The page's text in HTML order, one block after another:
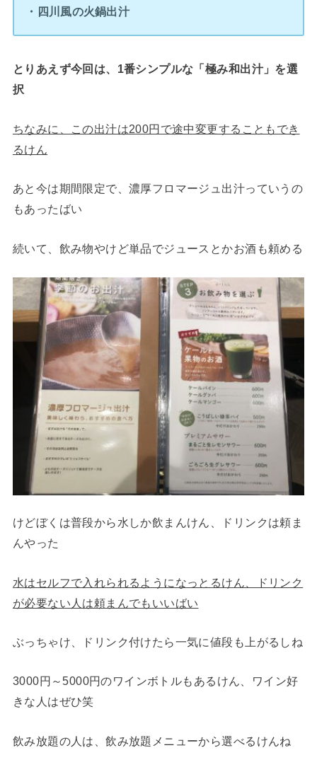
・四川風の火鍋出汁
とりあえず今回は、1番シンプルな「極み和出汁」を選
択
ちなみに、この出汁は200円で途中変更することもでき
るけん
あと今は期間限定で、濃厚フロマージュ出汁っていうの
もあったばい
続いて、飲み物やけど単品でジュースとかお酒も頼める
けどぼくは普段から水しか飲まんけん、ドリンクは頼ま
んやった
水はセルフで入れられるようになっとるけん、ドリンク
が必要ない人は頼まんでもいいばい
ぶっちゃけ、ドリンク付けたら一気に値段も上がるしね
3000円～5000円のワインボトルもあるけん、ワイン好
きな人はぜひ笑
飲み放題の人は、飲み放題メニューから選べるけんね